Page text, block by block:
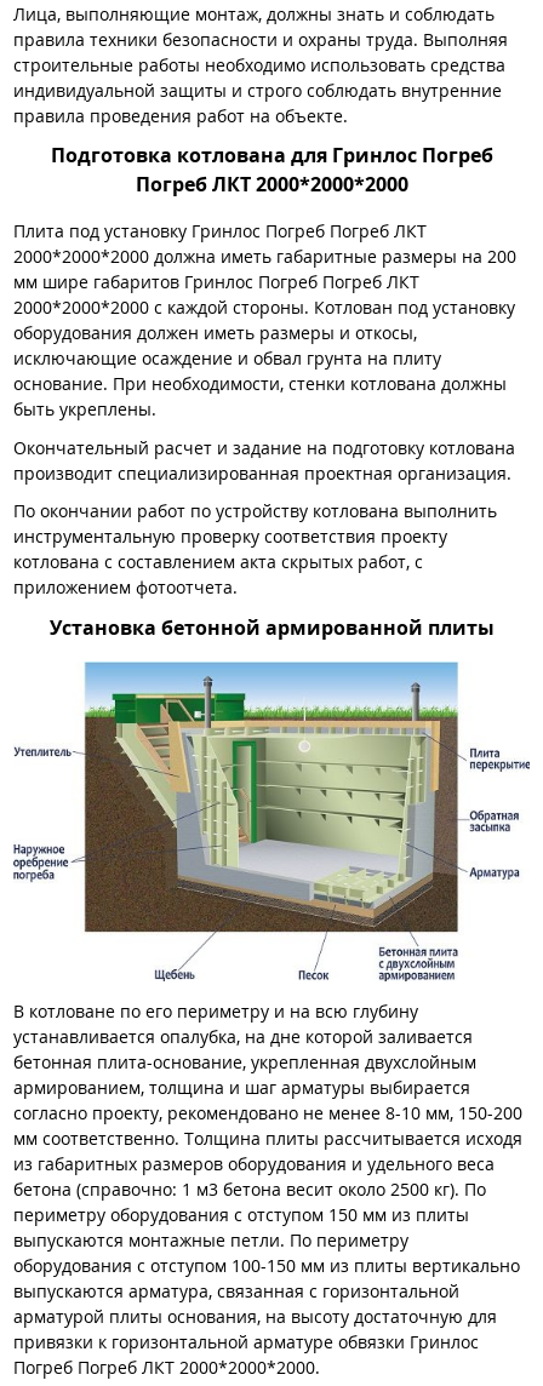
Лица, выполняющие монтаж, должны знать и соблюдать
правила техники безопасности и охраны труда. Выполняя
строительные работы необходимо использовать средства
индивидуальной защиты и строго соблюдать внутренние
правила проведения работ на объекте.
Подготовка котлована для Гринлос Погреб
Погреб ЛКТ 2000*2000*2000
Плита под установку Гринлос Погреб Погреб ЛКТ
2000*2000*2000 должна иметь габаритные размеры на 200
мм шире габаритов Гринлос Погреб Погреб ЛКТ
2000*2000*2000 с каждой стороны. Котлован под установку
оборудования должен иметь размеры и откосы,
исключающие осаждение и обвал грунта на плиту
основание. При необходимости, стенки котлована должны
быть укреплены.
Окончательный расчет и задание на подготовку котлована
производит специализированная проектная организация.
По окончании работ по устройству котлована выполнить
инструментальную проверку соответствия проекту
котлована с составлением акта скрытых работ, с
приложением фотоотчета.
Установка бетонной армированной плиты
В котловане по его периметру и на всю глубину
устанавливается опалубка, на дне которой заливается
бетонная плита-основание, укрепленная двухслойным
армированием, толщина и шаг арматуры выбирается
согласно проекту, рекомендовано не менее 8-10 мм, 150-200
мм соответственно. Толщина плиты рассчитывается исходя
из габаритных размеров оборудования и удельного веса
бетона (справочно: 1 м3 бетона весит около 2500 кг). По
периметру оборудования с отступом 150 мм из плиты
выпускаются монтажные петли. По периметру
оборудования с отступом 100-150 мм из плиты вертикально
выпускаются арматура, связанная с горизонтальной
арматурой плиты основания, на высоту достаточную для
привязки к горизонтальной арматуре обвязки Гринлос
Погреб Погреб ЛКТ 2000*2000*2000.